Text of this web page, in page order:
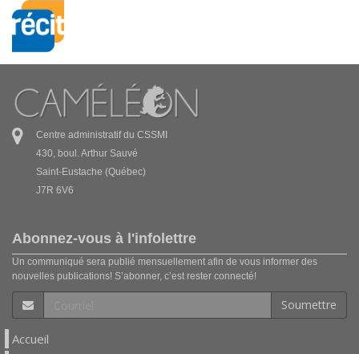
Centre administratif du CSSMI
430, boul. Arthur Sauvé
Saint-Eustache (Québec)
J7R 6V6
Abonnez-vous à l'infolettre
Un communiqué sera publié mensuellement afin de vous informer des
nouvelles publications! S’abonner, c’est rester connecté!
Soumettre
Accueil